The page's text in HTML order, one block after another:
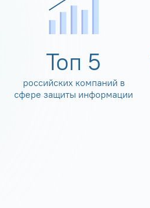
Топ 5
российских компаний в
сфере защиты информации